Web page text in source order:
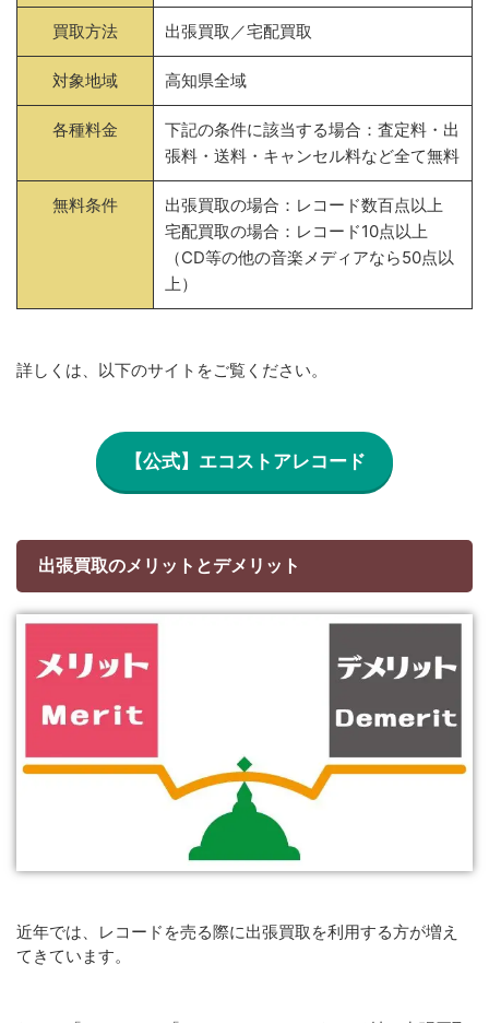
買取方法 出張買取／宅配買取
対象地域 高知県全域
各種料金
下記の条件に該当する場合：査定料・出
張料・送料・キャンセル料など全て無料
無料条件
出張買取の場合：レコード数百点以上
宅配買取の場合：レコード10点以上
（CD等の他の音楽メディアなら50点以
上）
詳しくは、以下のサイトをご覧ください。
【公式】エコストアレコード
出張買取のメリットとデメリット
近年では、レコードを売る際に出張買取を利用する方が増え
てきています。